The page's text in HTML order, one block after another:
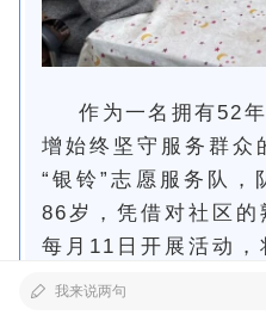
作为一名拥有52
增始终坚守服务群众
“银铃”志愿服务队，
86岁，凭借对社区
每月11日开展活动
转化为亲切的“家常
我来说两句